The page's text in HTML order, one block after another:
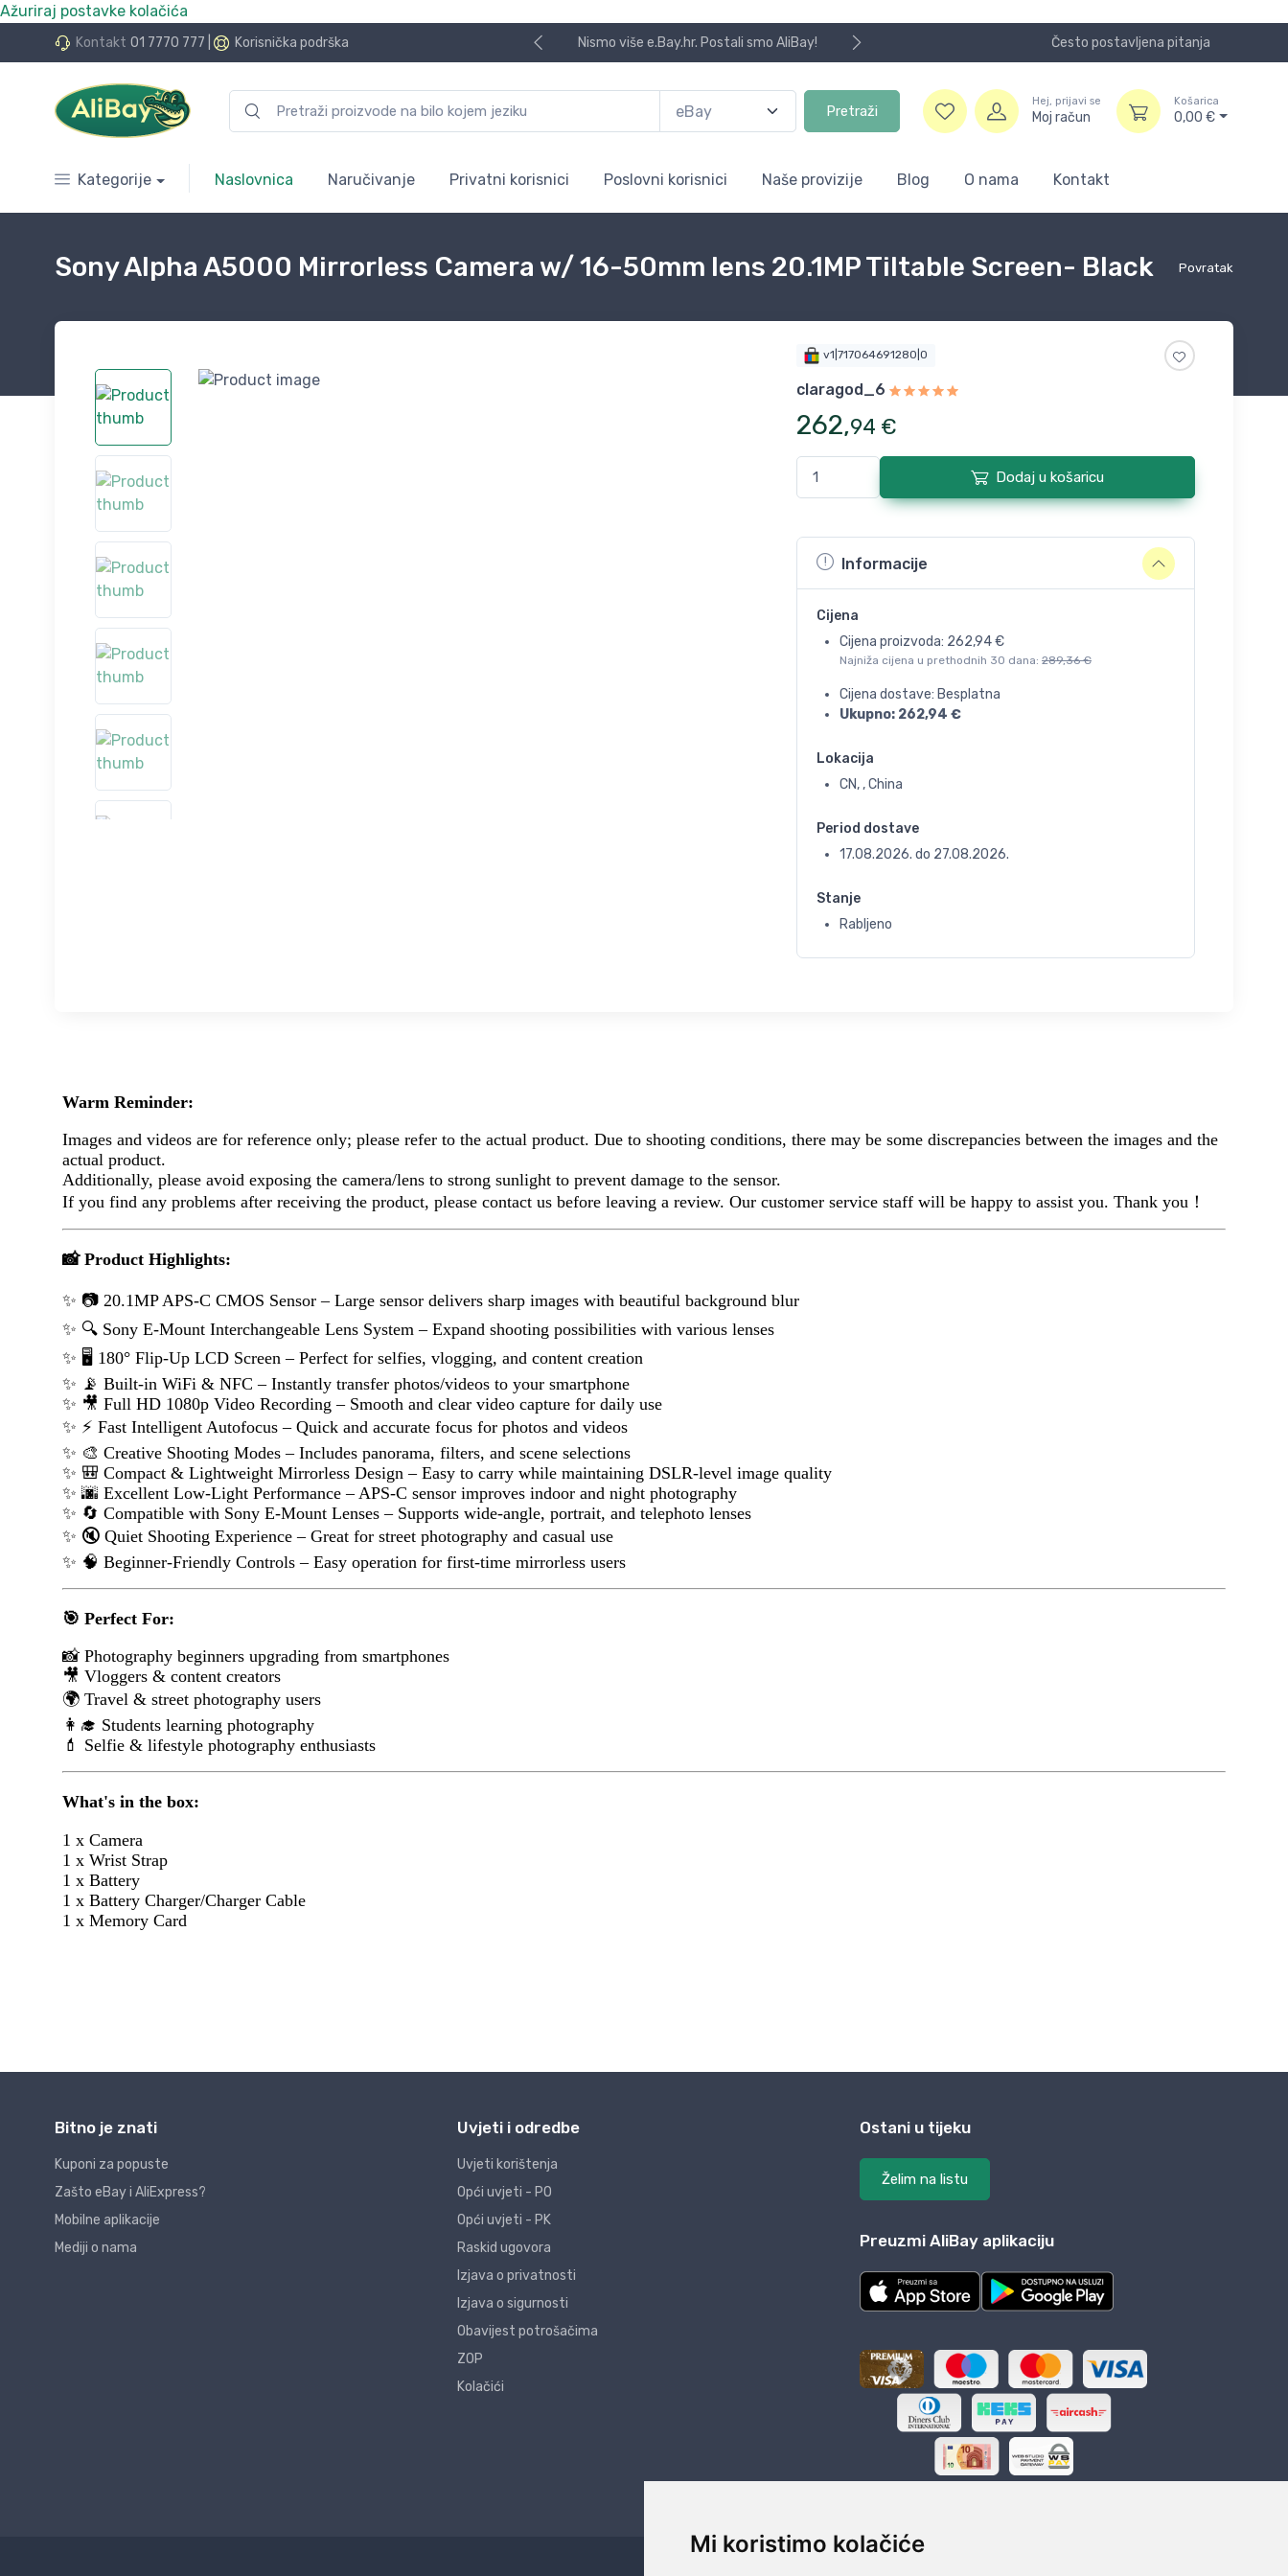
Mi koristimo kolačiće
Ažuriraj postavke kolačića
Kontakt 01 7770 777 Korisnička podrška
24 rate bez kamata Nismo više e.Bay.hr. Postali smo AliBay! Često postavljena pitanja
Pretraži
Hej, prijavi se
Moj račun
Košarica
0,00 €
Kategorije Naslovnica Naručivanje Privatni korisnici Poslovni korisnici Naše provizije Blog O nama Kontakt
Povratak
Sony Alpha A5000 Mirrorless Camera w/ 16-50mm lens 20.1MP Tiltable Screen- Black
v1|717064691280|0
claragod_6
262,94 €
Dodaj u košaricu
Informacije
Cijena
Cijena proizvoda: 262,94€
Najniža cijena u prethodnih 30 dana: 289,36 €
Cijena dostave: Besplatna
Ukupno: 262,94 €
Lokacija
CN, , China
Period dostave
17.08.2026. do 27.08.2026.
Stanje
Rabljeno
Bitno je znati
Kuponi za popuste
Zašto eBay i AliExpress?
Mobilne aplikacije
Mediji o nama
Uvjeti i odredbe
Uvjeti korištenja
Opći uvjeti - PO
Opći uvjeti - PK
Raskid ugovora
Izjava o privatnosti
Izjava o sigurnosti
Obavijest potrošačima
ZOP
Kolačići
Ostani u tijeku
Želim na listu
Preuzmi AliBay aplikaciju